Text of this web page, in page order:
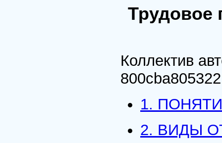
Трудовое
Коллектив
800cba805322
1.
2. ВИДЫ